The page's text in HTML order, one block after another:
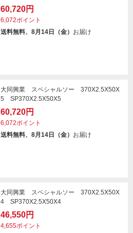
60,720円
6,072ポイント
送料無料、8月14日（金） お届け
大同興業 スペシャルソー 370X2.5X50X
5 SP370X2.5X50X5
60,720円
6,072ポイント
送料無料、8月14日（金） お届け
大同興業 スペシャルソー 370X2.5X50X
4 SP370X2.5X50X4
46,550円
4,655ポイント